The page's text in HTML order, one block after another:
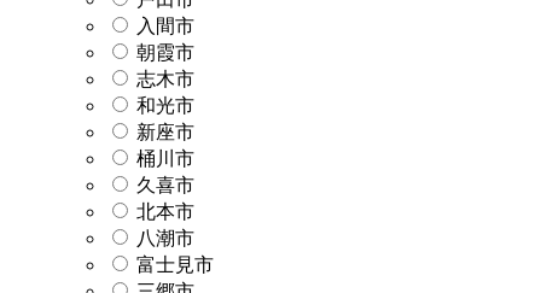
入間市
朝霞市
志木市
和光市
新座市
桶川市
久喜市
北本市
八潮市
富士見市